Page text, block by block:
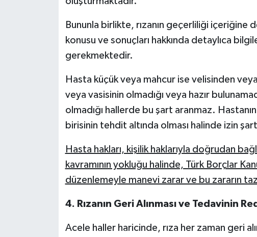
Bununla birlikte, rızanın geçerliliği içeriğine
konusu ve sonuçları hakkında detaylıca
gerekmektedir.
Hasta küçük veya mahcur ise velisinden
veya vasisinin olmadığı veya hazır
olmadığı hallerde bu şart aranmaz.
birisinin tehdit altında olması halinde izin
Hasta hakları, kişilik haklarıyla doğrudan
kavramının yokluğu halinde, Türk Borçlar
düzenlemeyle manevi zarar ve bu zararın
4. Rızanın Geri Alınması ve Tedavinin
Acele haller haricinde, rıza her zaman geri